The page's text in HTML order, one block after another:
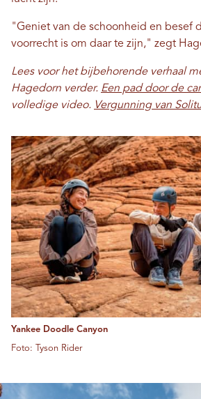
"Geniet van de schoonheid en besef
voorrecht is om daar te zijn," zegt
Lees voor het bijbehorende verhaal
Hagedorn verder. Een pad door de
volledige video. Vergunning van
Yankee Doodle Canyon
Foto: Tyson Rider